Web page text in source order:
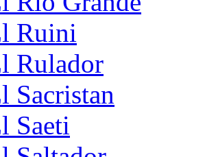
Ruini
Rulador
Sacristan
Saeti